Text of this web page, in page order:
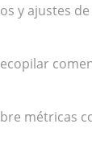
y ajustes
métricas